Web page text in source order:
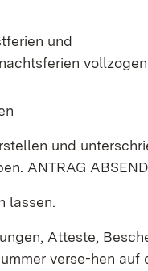
und
und
ANTRAG
lassen.
Atteste,
verse-hen auf